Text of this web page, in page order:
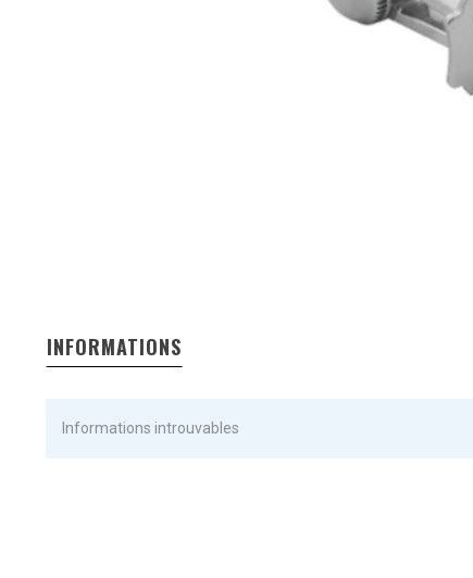
INFORMATIONS
Informations introuvables